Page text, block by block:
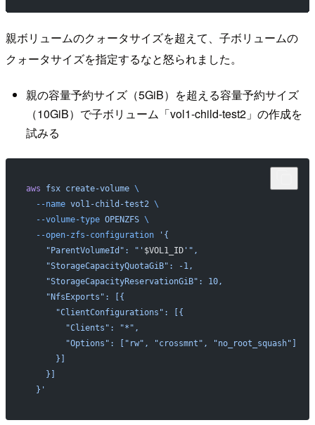
親ボリュームのクォータサイズを超えて、子ボリュームの
クォータサイズを指定するなと怒られました。
親の容量予約サイズ（5GiB）を超える容量予約サイズ
（10GiB）で子ボリューム「vol1-child-test2」の作成を
試みる
aws fsx create-volume \
  --name
vol1-child-test2 \
  --volume-type
OPENZFS \
  --open-zfs-configuration
'{
    "ParentVolumeId": "'
$VOL1_ID'",
    "StorageCapacityQuotaGiB": -1,
    "StorageCapacityReservationGiB": 10,
    "NfsExports": [{
      "ClientConfigurations": [{
        "Clients": "*",
        "Options": ["rw", "crossmnt", "no_root_squash"]
      }]
    }]
  }'